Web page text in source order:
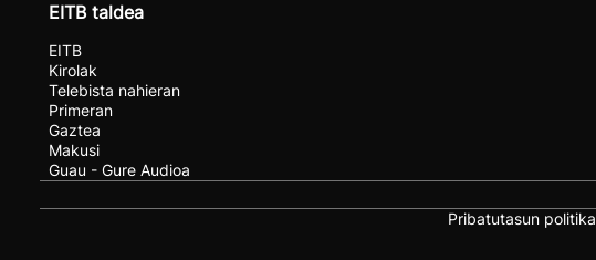
EITB taldea
EITB
Kirolak
Telebista nahieran
Primeran
Gaztea
Makusi
Guau - Gure Audioa
Pribatutasun politika